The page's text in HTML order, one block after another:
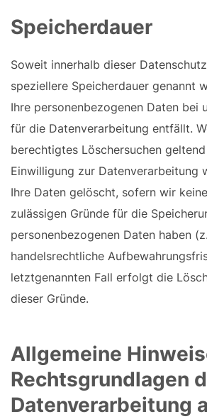
Speicherdauer
Soweit innerhalb dieser
speziellere Speicherdauer genannt
Ihre personenbezogenen Daten bei
für die Datenverarbeitung entfällt.
berechtigtes Löschersuchen
Einwilligung zur Datenverarbeitung
Ihre Daten gelöscht, sofern wir
zulässigen Gründe für die
personenbezogenen Daten haben
handelsrechtliche
letztgenannten Fall erfolgt die
dieser Gründe.
Allgemeine
Rechtsgrundlagen
Datenverarbeitung